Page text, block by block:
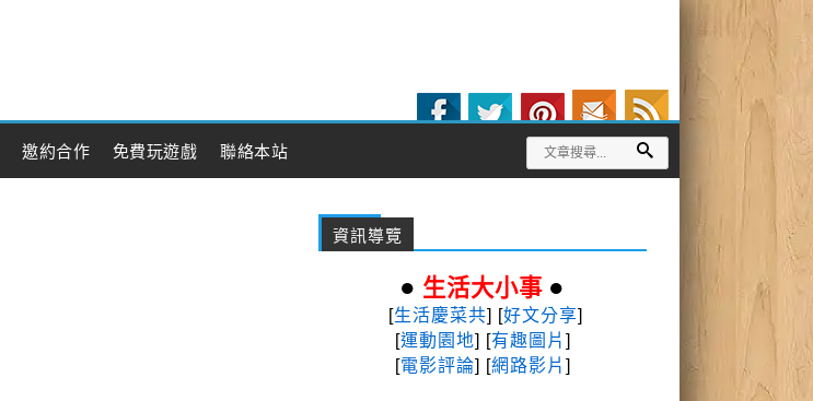
邀約合作 免費玩遊戲 聯絡本站
資訊導覽
● 生活大小事 ●
[生活慶菜共] [好文分享]
[運動園地] [有趣圖片 ]
[電影評論] [網路影片 ]